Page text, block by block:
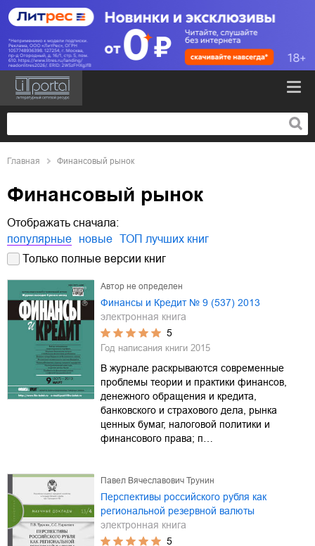
Главная Финансовый рынок
Финансовый рынок
Отображать сначала:
популярные
новые ТОП лучших книг
Только полные версии книг
Автор не определен
Финансы и Кредит № 9 (537) 2013
электронная книга
5
Год написания книги 2015
В журнале раскрываются современные
проблемы теории и практики финансов,
денежного обращения и кредита,
банковского и страхового дела, рынка
ценных бумаг, налоговой политики и
финансового права; п…
Павел Вячеславович Трунин
Перспективы российского рубля как
региональной резервной валюты
электронная книга
5